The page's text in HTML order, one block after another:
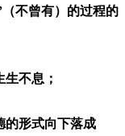
不曾有）的过程的
不息；
形式向下落成